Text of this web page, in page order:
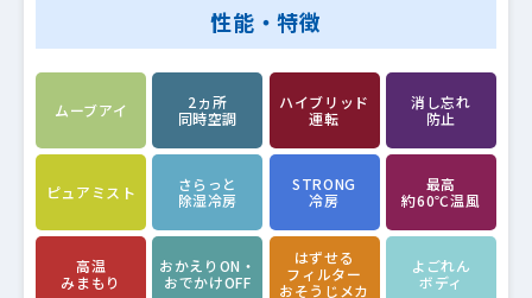
性能・特徴
ムーブアイ
2ヵ所
同時空調
ハイブリッド
運転
消し忘れ
防止
ピュアミスト
さらっと
除湿冷房
STRONG
冷房
最高
約60℃温風
高温
みまもり
おかえりON・
おでかけOFF
はずせる
フィルター
おそうじメカ
よごれん
ボディ